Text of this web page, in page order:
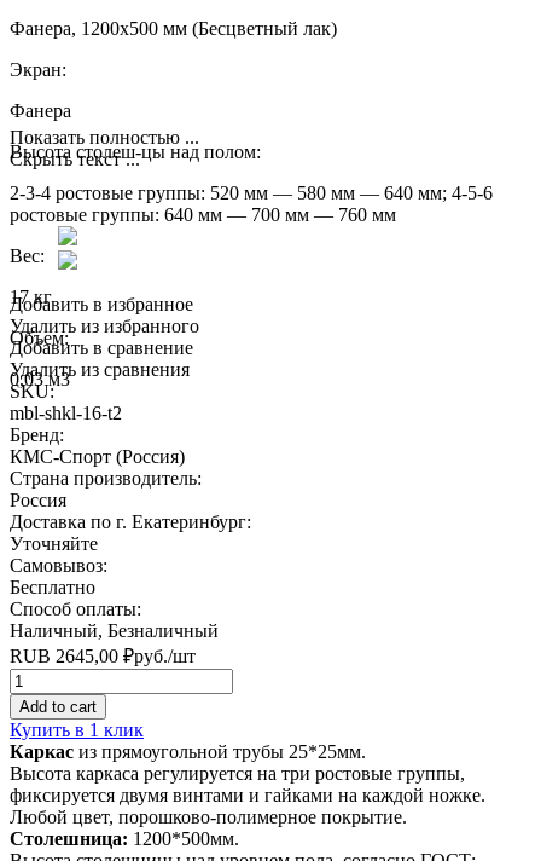
Фанера, 1200х500 мм (Бесцветный лак)
Экран:
Фанера
Высота столеш-цы над полом:
2-3-4 ростовые группы: 520 мм — 580 мм — 640 мм; 4-5-6
ростовые группы: 640 мм — 700 мм — 760 мм
Вес:
17 кг
Объем:
0,03 м3
Показать полностью ...
Скрыть текст ...
Добавить в избранное
Удалить из избранного
Добавить в сравнение
Удалить из сравнения
SKU:
mbl-shkl-16-t2
Бренд:
КМС-Спорт (Россия)
Страна производитель:
Россия
Доставка по г. Екатеринбург:
Уточняйте
Самовывоз:
Бесплатно
Способ оплаты:
Наличный, Безналичный
RUB 2645,00 ₽руб./шт
Quantity
Add to cart
Купить в 1 клик
Каркас из прямоугольной трубы 25*25мм.
Высота каркаса регулируется на три ростовые группы,
фиксируется двумя винтами и гайками на каждой ножке.
Любой цвет, порошково-полимерное покрытие.
Столешница: 1200*500мм.